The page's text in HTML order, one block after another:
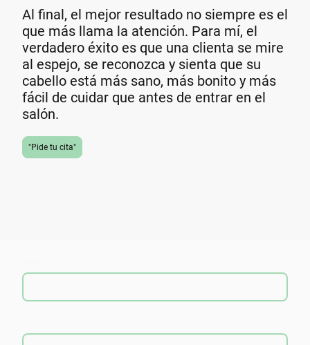
Al final, el mejor resultado no siempre es el
que más llama la atención. Para mí, el
verdadero éxito es que una clienta se mire
al espejo, se reconozca y sienta que su
cabello está más sano, más bonito y más
fácil de cuidar que antes de entrar en el
salón.
"Pide tu cita"